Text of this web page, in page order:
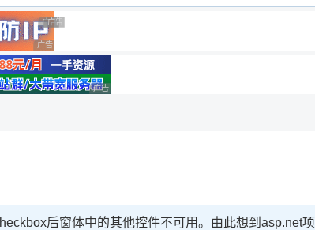
广告 商业广告，理性选择
广告 商业广告，理性选择
广告 商业广告，理性选择
广告 商业广告，理性选择
后窗体中的其他控件不可用。由此想到asp.net项